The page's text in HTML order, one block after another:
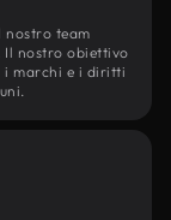
nostro team
Il nostro obiettivo
i marchi e i diritti